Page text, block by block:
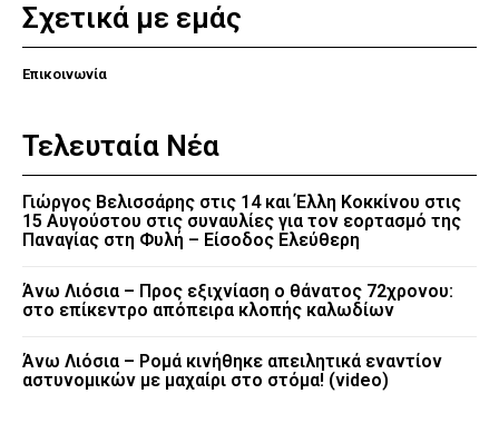
Σχετικά με εμάς
Επικοινωνία
Τελευταία Νέα
Γιώργος Βελισσάρης στις 14 και Έλλη Κοκκίνου στις
15 Αυγούστου στις συναυλίες για τον εορτασμό της
Παναγίας στη Φυλή – Είσοδος Ελεύθερη
Άνω Λιόσια – Προς εξιχνίαση ο θάνατος 72χρονου:
στο επίκεντρο απόπειρα κλοπής καλωδίων
Άνω Λιόσια – Ρομά κινήθηκε απειλητικά εναντίον
αστυνομικών με μαχαίρι στο στόμα! (video)